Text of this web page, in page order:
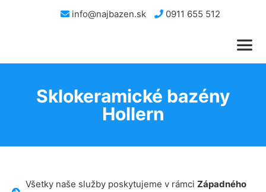
info@najbazen.sk 0911 655 512
Sklokeramické bazény
Hollern
Všetky naše služby poskytujeme v rámci Západného